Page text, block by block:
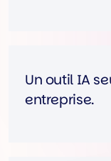
Un outil IA
entreprise.